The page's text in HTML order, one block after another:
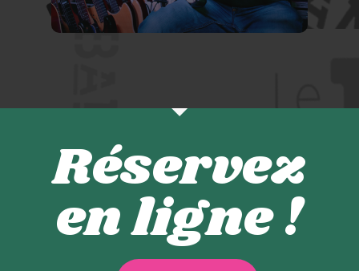
Réservez
en ligne !